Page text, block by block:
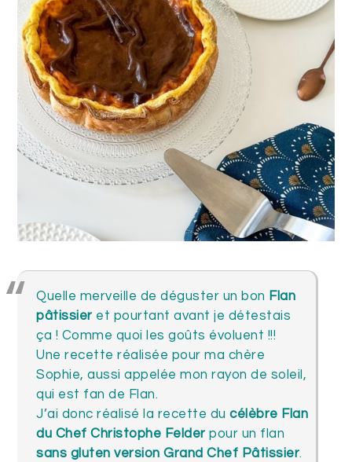
Quelle merveille de déguster un bon Flan
pâtissier et pourtant avant je détestais
ça ! Comme quoi les goûts évoluent !!!
Une recette réalisée pour ma chère
Sophie, aussi appelée mon rayon de soleil,
qui est fan de Flan.
J’ai donc réalisé la recette ducélèbre Flan
du Chef Christophe Felder pour un flan
sans gluten version Grand Chef Pâtissier.